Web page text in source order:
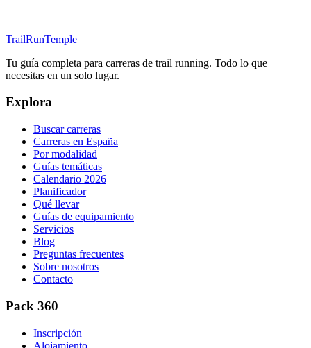
TrailRunTemple
Tu guía completa para carreras de trail running. Todo lo que
necesitas en un solo lugar.
Explora
Buscar carreras
Carreras en España
Por modalidad
Guías temáticas
Calendario 2026
Planificador
Qué llevar
Guías de equipamiento
Servicios
Blog
Preguntas frecuentes
Sobre nosotros
Contacto
Pack 360
Inscripción
Alojamiento